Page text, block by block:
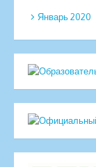
Январь 2020